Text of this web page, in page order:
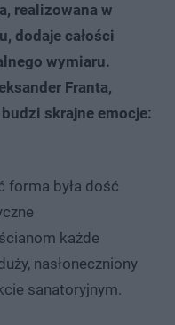
realizowana w
dodaje całości
wymiaru.
Franta,
skrajne emocje:
forma była dość
każde
nasłoneczniony
sanatoryjnym.